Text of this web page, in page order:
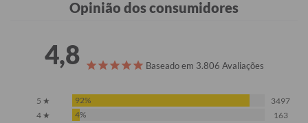
Opinião dos consumidores
4,8 Baseado em 3.806 Avaliações
5 ★ 92%
3497
4 ★
4%
163